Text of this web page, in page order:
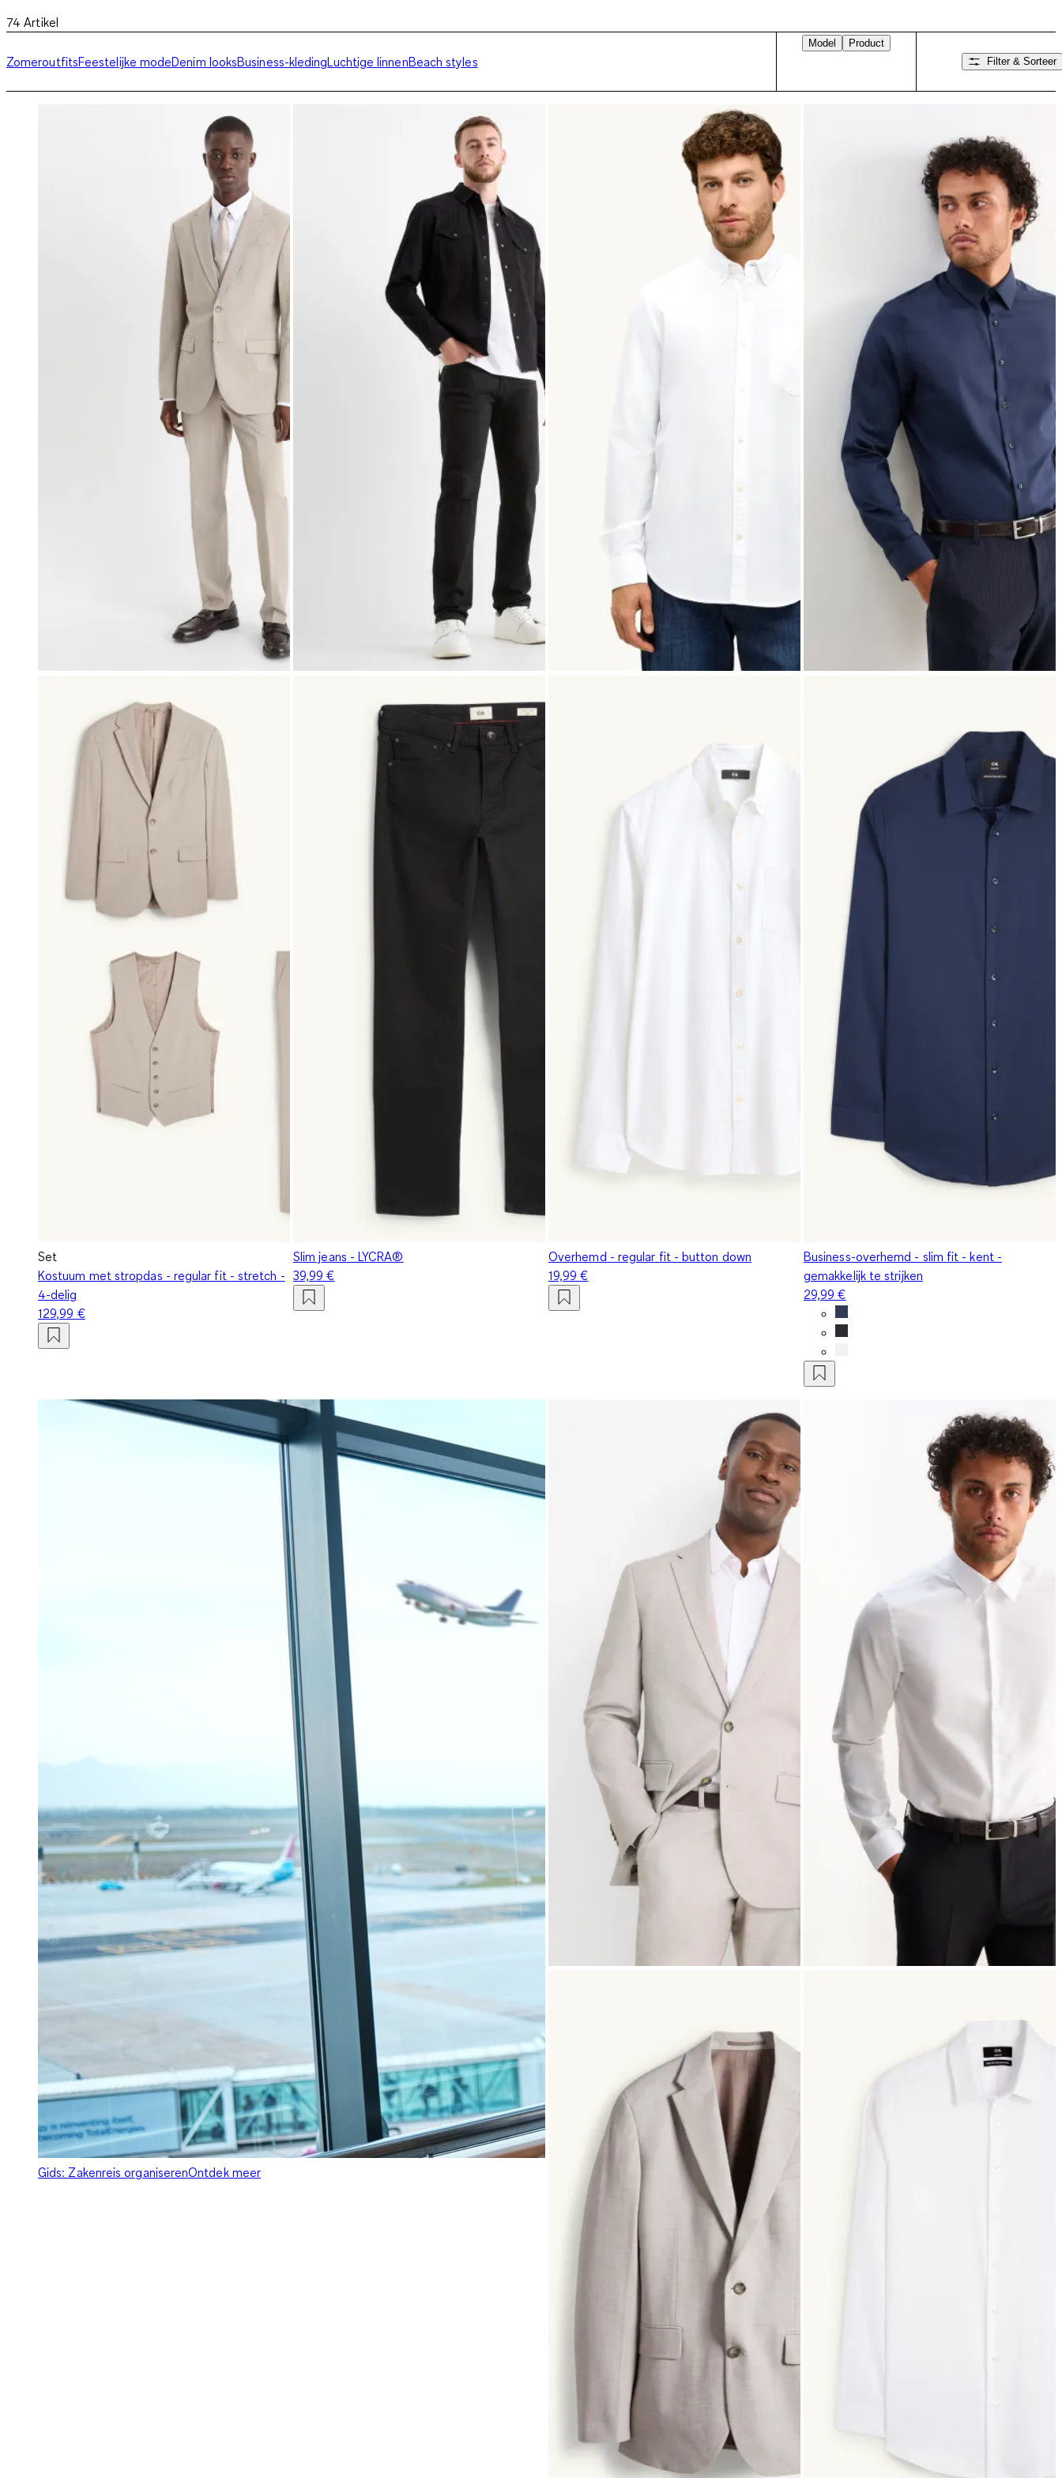
74 Artikel
ZomeroutfitsFeestelijke modeDenim looksBusiness-kledingLuchtige linnenBeach styles
Model
Product
Filter & Sorteer
Set
Kostuum met stropdas - regular fit - stretch -
4-delig
129,99 €
Slim jeans - LYCRA®
39,99 €
Overhemd - regular fit - button down
19,99 €
Business-overhemd - slim fit - kent -
gemakkelijk te strijken
29,99 €
Gids: Zakenreis organiserenOntdek meer